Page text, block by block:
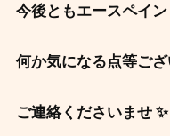
今後ともエースペイ
何か気になる点等ご
ご連絡くださいませ ✨